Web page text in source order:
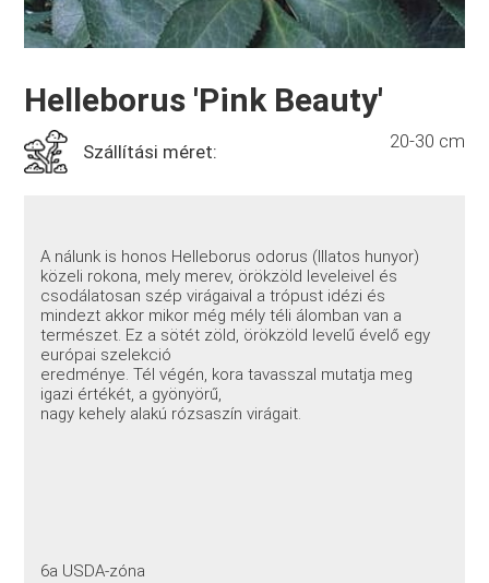
Helleborus 'Pink Beauty'
Szállítási méret: 20-30 cm
A nálunk is honos Helleborus odorus (Illatos hunyor)
közeli rokona, mely merev, örökzöld leveleivel és
csodálatosan szép virágaival a trópust idézi és
mindezt akkor mikor még mély téli álomban van a
természet. Ez a sötét zöld, örökzöld levelű évelő egy
európai szelekció
eredménye. Tél végén, kora tavasszal mutatja meg
igazi értékét, a gyönyörű,
nagy kehely alakú rózsaszín virágait.
6a USDA-zóna